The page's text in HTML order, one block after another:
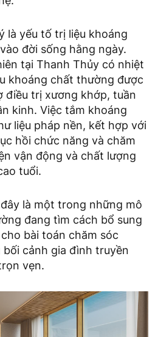
là yếu tố trị liệu khoáng
đời sống hằng ngày.
tại Thanh Thủy có nhiệt
khoáng chất thường được
điều trị xương khớp, tuần
kinh. Việc tắm khoáng
liệu pháp nền, kết hợp với
hồi chức năng và chăm
vận động và chất lượng
tuổi.
là một trong những mô
đang tìm cách bổ sung
bài toán chăm sóc
cảnh gia đình truyền
vẹn.